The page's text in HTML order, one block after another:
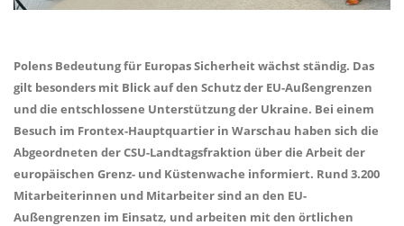
Polens Bedeutung für Europas Sicherheit wächst ständig. Das
gilt besonders mit Blick auf den Schutz der EU-Außengrenzen
und die entschlossene Unterstützung der Ukraine. Bei einem
Besuch im Frontex-Hauptquartier in Warschau haben sich die
Abgeordneten der CSU-Landtagsfraktion über die Arbeit der
europäischen Grenz- und Küstenwache informiert. Rund 3.200
Mitarbeiterinnen und Mitarbeiter sind an den EU-
Außengrenzen im Einsatz, und arbeiten mit den örtlichen